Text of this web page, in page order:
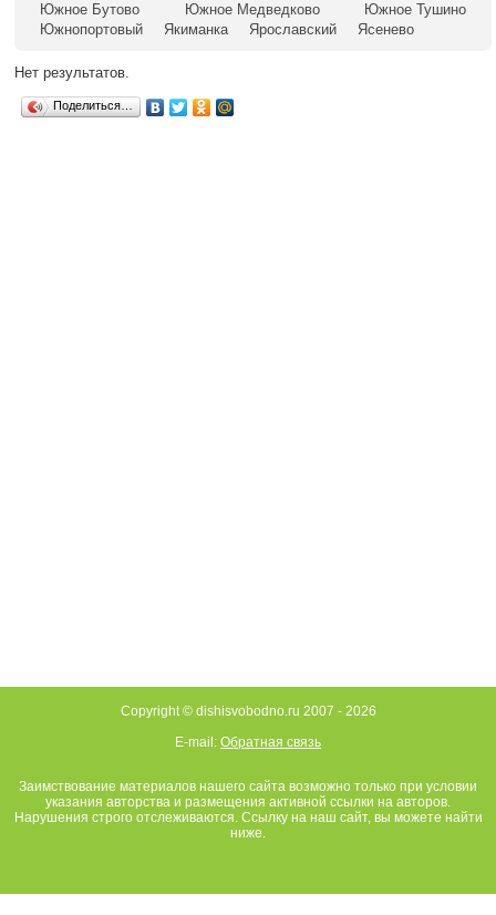
Южное Бутово
Южное Медведково
Южное Тушино
Южнопортовый
Якиманка Ярославский Ясенево
Нет результатов.
Поделиться…
Copyright © dishisvobodno.ru 2007 - 2026
E-mail: Обратная связь
Заимствование материалов нашего сайта возможно только при условии
указания авторства и размещения активной ссылки на авторов.
Нарушения строго отслеживаются. Ссылку на наш сайт, вы можете найти
ниже.